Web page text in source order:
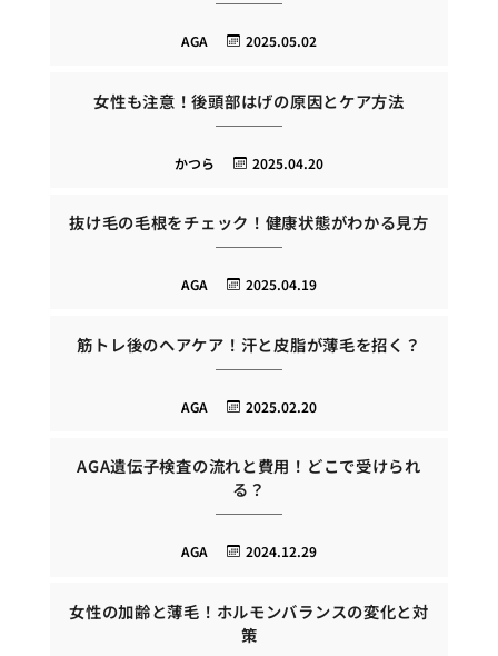
2025.05.02
AGA
女性も注意！後頭部はげの原因とケア方法
2025.04.20
かつら
抜け毛の毛根をチェック！健康状態がわかる見方
2025.04.19
AGA
筋トレ後のヘアケア！汗と皮脂が薄毛を招く？
2025.02.20
AGA
AGA遺伝子検査の流れと費用！どこで受けられ
る？
2024.12.29
AGA
女性の加齢と薄毛！ホルモンバランスの変化と対
策